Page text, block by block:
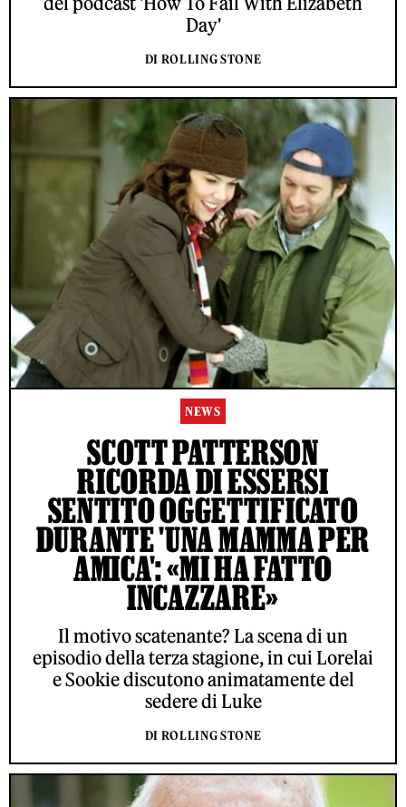
Day'
DI ROLLING STONE
NEWS
SCOTT PATTERSON
RICORDA DI ESSERSI
SENTITO OGGETTIFICATO
DURANTE 'UNA MAMMA PER
AMICA': «MI HA FATTO
INCAZZARE»
Il motivo scatenante? La scena di un
episodio della terza stagione, in cui Lorelai
e Sookie discutono animatamente del
sedere di Luke
DI ROLLING STONE